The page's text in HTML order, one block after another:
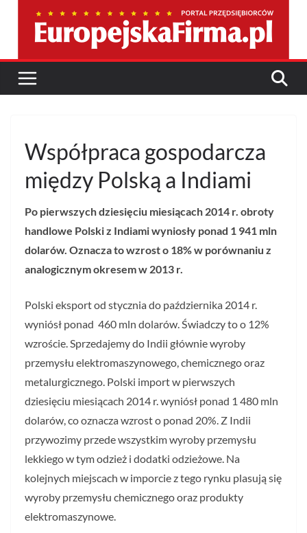
Współpraca gospodarcza
między Polską a Indiami
Po pierwszych dziesięciu miesiącach 2014 r. obroty
handlowe Polski z Indiami wyniosły ponad 1 941 mln
dolarów. Oznacza to wzrost o 18% w porównaniu z
analogicznym okresem w 2013 r.
Polski eksport od stycznia do października 2014 r.
wyniósł ponad 460 mln dolarów. Świadczy to o 12%
wzroście. Sprzedajemy do Indii głównie wyroby
przemysłu elektromaszynowego, chemicznego oraz
metalurgicznego. Polski import w pierwszych
dziesięciu miesiącach 2014 r. wyniósł ponad 1 480 mln
dolarów, co oznacza wzrost o ponad 20%. Z Indii
przywozimy przede wszystkim wyroby przemysłu
lekkiego w tym odzież i dodatki odzieżowe. Na
kolejnych miejscach w imporcie z tego rynku plasują się
wyroby przemysłu chemicznego oraz produkty
elektromaszynowe.